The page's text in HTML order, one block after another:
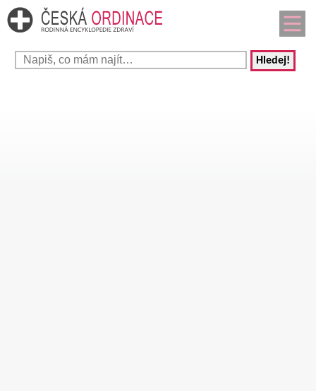
Hledej!